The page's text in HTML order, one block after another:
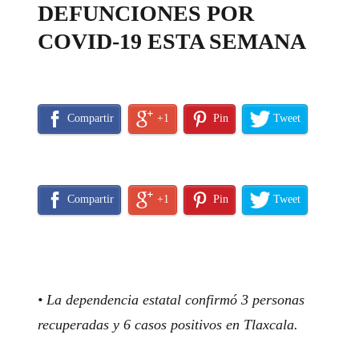
DEFUNCIONES POR
COVID-19 ESTA SEMANA
Compartir +1 Pin Tweet
Compartir +1 Pin Tweet
• La dependencia estatal confirmó 3 personas
recuperadas y 6 casos positivos en Tlaxcala.